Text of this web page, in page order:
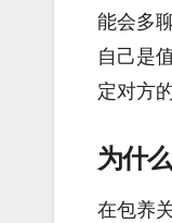
能会多
自己是
定对方
为什
在包养